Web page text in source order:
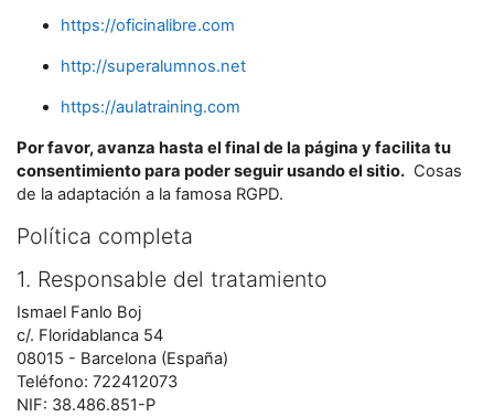
https://oficinalibre.com
http://superalumnos.net
https://aulatraining.com
Por favor, avanza hasta el final de la página y facilita tu
consentimiento para poder seguir usando el sitio. Cosas
de la adaptación a la famosa RGPD.
Política completa
1. Responsable del tratamiento
Ismael Fanlo Boj
c/. Floridablanca 54
08015 - Barcelona (España)
Teléfono: 722412073
NIF: 38.486.851-P